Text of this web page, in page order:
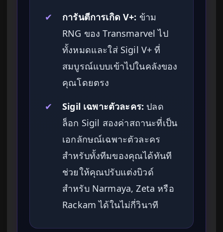
✔
การันตีการเกิด V+: ข้าม
RNG ของ Transmarvel ไป
ทั้งหมดและใส่ Sigil V+ ที่
สมบูรณ์แบบเข้าไปในคลังของ
คุณโดยตรง
✔
Sigil เฉพาะตัวละคร: ปลด
ล็อก Sigil สองค่าสถานะที่เป็น
เอกลักษณ์เฉพาะตัวละคร
สำหรับทั้งทีมของคุณได้ทันที
ช่วยให้คุณปรับแต่งบิวด์
สำหรับ Narmaya, Zeta หรือ
Rackam ได้ในไม่กี่วินาที